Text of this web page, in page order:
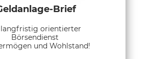
Brief
orientierter
Börsendienst
und Wohlstand!